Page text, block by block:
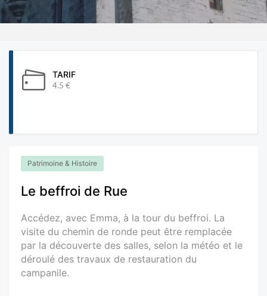
TARIF
4.5 €
Patrimoine & Histoire
Le beffroi de Rue
Accédez, avec Emma, à la tour du beffroi. La
visite du chemin de ronde peut être remplacée
par la découverte des salles, selon la météo et le
déroulé des travaux de restauration du
campanile.